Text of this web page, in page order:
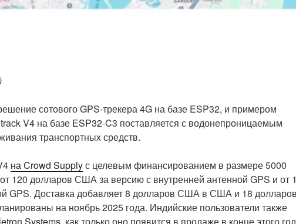
сотового GPS-трекера 4G на базе ESP32, и примером
V4 на базе ESP32-C3 поставляется с водонепроницаемым
транспортных средств.
на Crowd Supplyс целевым финансированием в размере 5000
120 долларов США за версию с внутренней антенной GPS и от
GPS. Доставка добавляет 8 долларов США в США и 18 долларов
на ноябрь 2025 года. Индийские пользователи также